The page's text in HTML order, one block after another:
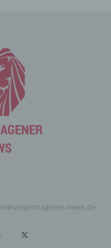
news.de
können, in dem das
ermöglicht es den
den individuellen
von anderen
enthalten, zu
Internetbrowser kann
und
kann den Nutzern dieser
Services bereitstellen,
ermöglichen uns,
unserer Internetseite